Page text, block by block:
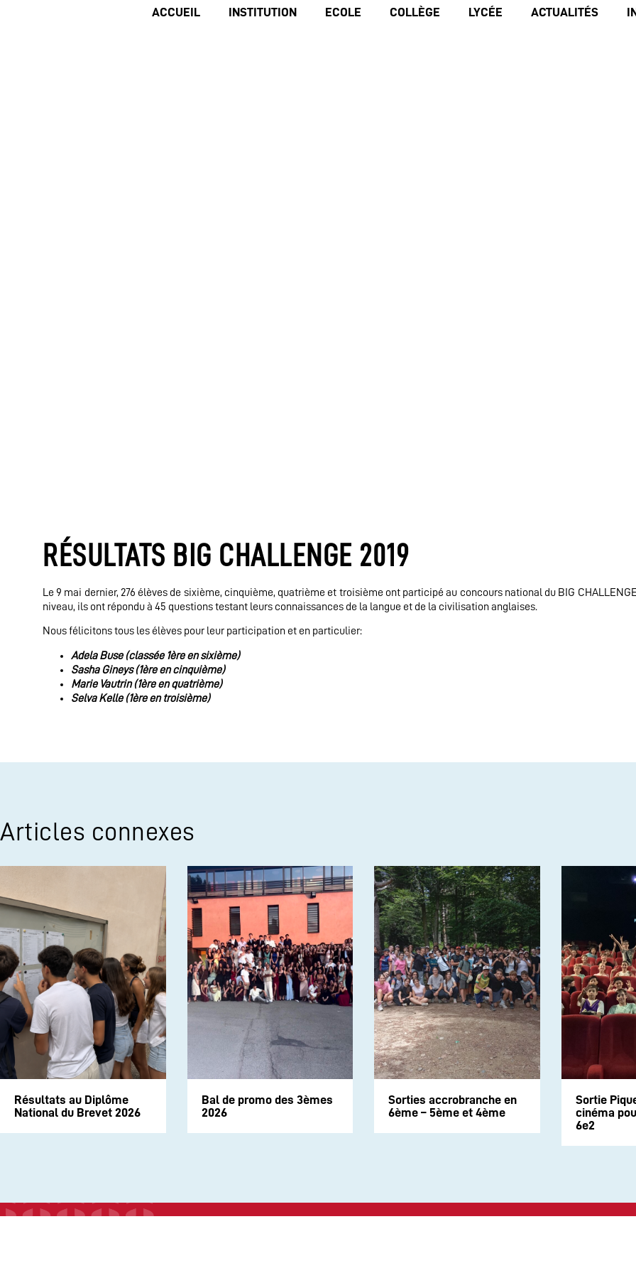
ACCUEIL INSTITUTION ECOLE COLLÈGE LYCÉE ACTUALITÉS
RÉSULTATS BIG CHALLENGE 2019
Le 9 mai dernier, 276 élèves de sixième, cinquième, quatrième et troisième ont participé au concours national du BIG
niveau, ils ont répondu à 45 questions testant leurs connaissances de la langue et de la civilisation anglaises.
Nous félicitons tous les élèves pour leur participation et en particulier:
Adela Buse (classée 1ère en sixième)
Sasha Gineys (1ère en cinquième)
Marie Vautrin (1ère en quatrième)
Selva Kelle (1ère en troisième)
Articles connexes
Résultats au Diplôme
National du Brevet 2026
Bal de promo des 3èmes
2026
Sorties accrobranche en
6ème – 5ème et 4ème
Sortie
cinéma
6e2